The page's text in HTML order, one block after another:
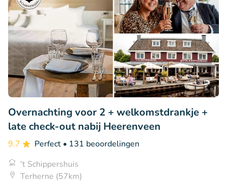
Overnachting voor 2 + welkomstdrankje +
late check-out nabij Heerenveen
9.7 Perfect • 131 beoordelingen
't Schippershuis
Terherne (57km)